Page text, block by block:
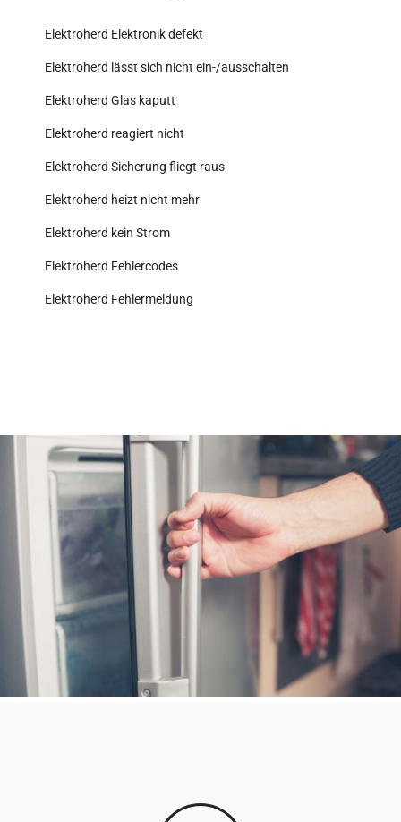
Elektroherd Elektronik defekt
Elektroherd lässt sich nicht ein-/ausschalten
Elektroherd Glas kaputt
Elektroherd reagiert nicht
Elektroherd Sicherung fliegt raus
Elektroherd heizt nicht mehr
Elektroherd kein Strom
Elektroherd Fehlercodes
Elektroherd Fehlermeldung